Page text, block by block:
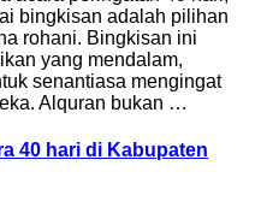
bingkisan adalah pilihan
rohani. Bingkisan ini
yang mendalam,
senantiasa mengingat
Alquran bukan …
40 hari di Kabupaten